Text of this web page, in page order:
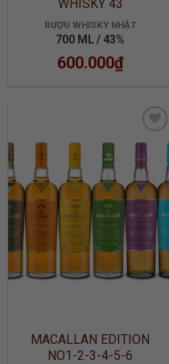
WHISKY 43
RƯỢU WHISKY NHẬT
700 ML / 43%
600.000₫
ADD TO
WISHLIST
MACALLAN EDITION
NO1-2-3-4-5-6